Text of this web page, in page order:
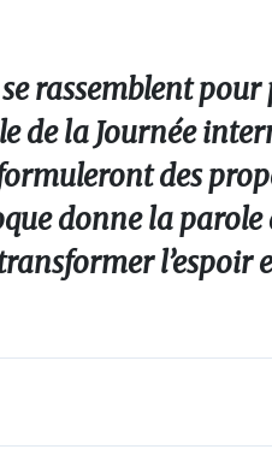
rassemblent
de la Journée
des
donne la
l’espoir